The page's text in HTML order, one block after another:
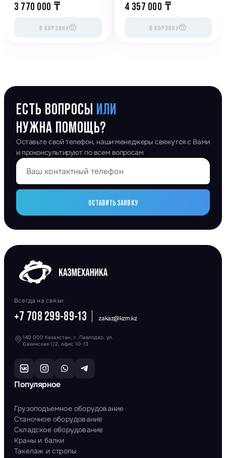
3 770 000 ₸
В КОРЗИНУ
4 357 000 ₸
В КОРЗИНУ
ЕСТЬ ВОПРОСЫ ИЛИ
НУЖНА ПОМОЩЬ?
Оставьте свой телефон, наши менеджеры свяжутся с Вами
и проконсультируют по всем вопросам
ОСТАВИТЬ ЗАЯВКУ
Всегда на связи:
+7 708 299-89-13 zakaz@kzm.kz
140 000 Казахстан, г. Павлодар, ул.
Бакинская 1/2, офис 10-13
Популярное
Грузоподъемное оборудование
Станочное оборудование
Складское оборудование
Краны и балки
Такелаж и стропы